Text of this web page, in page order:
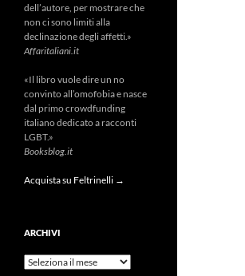
dell’autore, per mostrare che
non ci sono limiti alla
declinazione degli affetti.»
Affaritaliani.it
«Il libro vuole dire un no
convinto all’omofobia e nasce
dal primo crowdfunding
italiano dedicato a racconti
LGBT.»
Booksblog.it
Acquista su Feltrinelli →
ARCHIVI
Archivi